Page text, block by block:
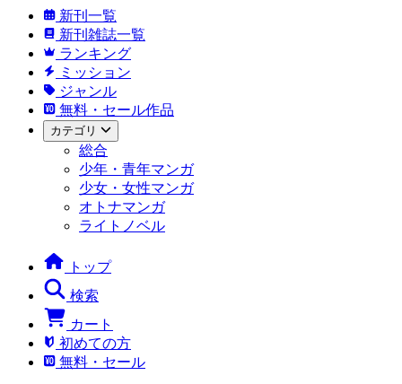
新刊一覧
新刊雑誌一覧
ランキング
ミッション
ジャンル
無料・セール作品
カテゴリ
総合
少年・青年マンガ
少女・女性マンガ
オトナマンガ
ライトノベル
トップ
検索
カート
初めての方
無料・セール